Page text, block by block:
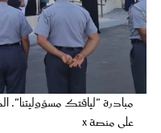
مبادرة "لياقتك
على منصة x
عروس سيدتي